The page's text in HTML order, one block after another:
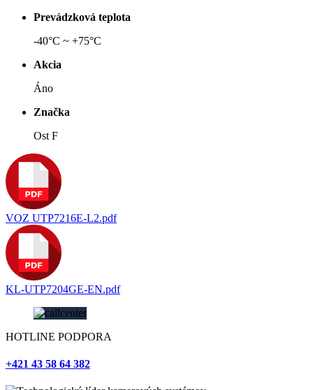
Prevádzková teplota
-40°C ~ +75°C
Akcia
Áno
Značka
Ost F
VOZ UTP7216E-L2.pdf
KL-UTP7204GE-EN.pdf
HOTLINE PODPORA
+421 43 58 64 382